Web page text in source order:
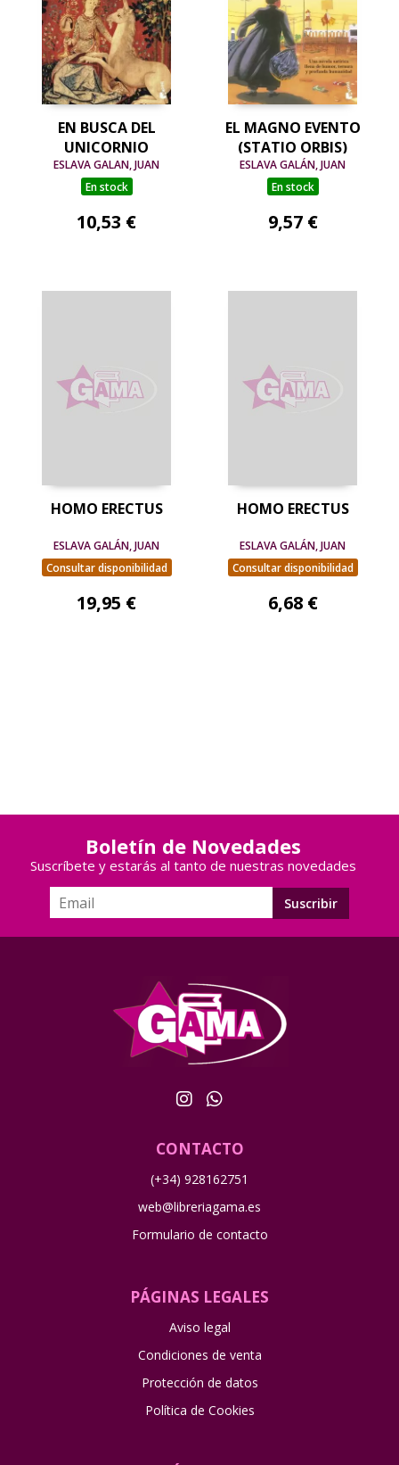
EN BUSCA DEL
UNICORNIO
ESLAVA GALAN, JUAN
En stock
10,53 €
EL MAGNO EVENTO
(STATIO ORBIS)
ESLAVA GALÁN, JUAN
En stock
9,57 €
HOMO ERECTUS
ESLAVA GALÁN, JUAN
Consultar disponibilidad
19,95 €
HOMO ERECTUS
ESLAVA GALÁN, JUAN
Consultar disponibilidad
6,68 €
Boletín de Novedades
Suscríbete y estarás al tanto de nuestras novedades
CONTACTO
(+34) 928162751
web@libreriagama.es
Formulario de contacto
PÁGINAS LEGALES
Aviso legal
Condiciones de venta
Protección de datos
Política de Cookies